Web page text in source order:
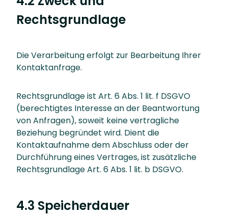
Rechtsgrundlage
Die Verarbeitung erfolgt zur Bearbeitung Ihrer
Kontaktanfrage.
Rechtsgrundlage ist Art. 6 Abs. 1 lit. f DSGVO
(berechtigtes Interesse an der Beantwortung
von Anfragen), soweit keine vertragliche
Beziehung begründet wird. Dient die
Kontaktaufnahme dem Abschluss oder der
Durchführung eines Vertrages, ist zusätzliche
Rechtsgrundlage Art. 6 Abs. 1 lit. b DSGVO.
4.3 Speicherdauer